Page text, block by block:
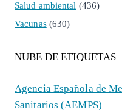
Salud ambiental (436)
Vacunas(630)
NUBE DE ETIQUETAS
Agencia Española de
Sanitarios (AEMPS)